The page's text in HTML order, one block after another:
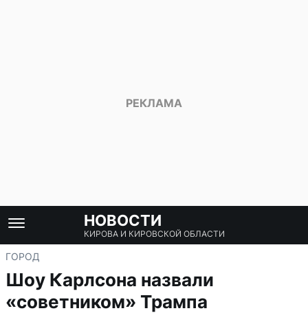
НОВОСТИ
КИРОВА И КИРОВСКОЙ ОБЛАСТИ
ГОРОД
Шоу Карлсона назвали
«советником» Трампа